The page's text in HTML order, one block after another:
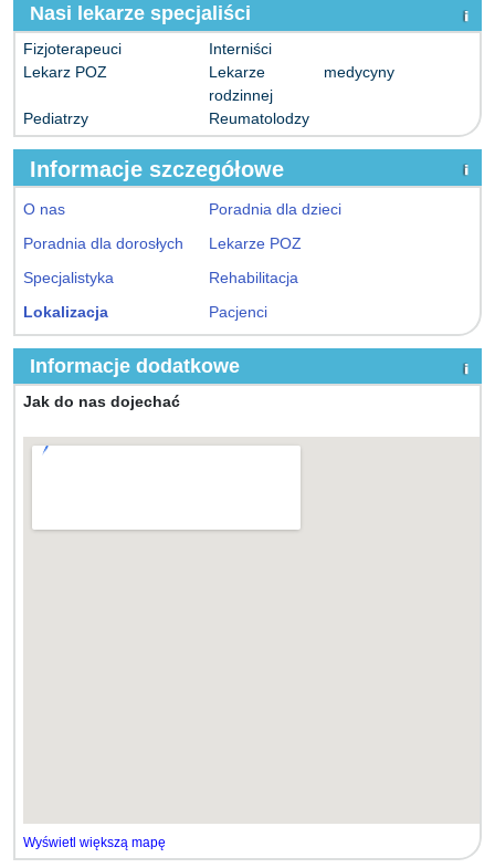
Nasi lekarze specjaliści
Fizjoterapeuci
Interniści
Lekarz POZ
Lekarze medycyny
rodzinnej
Pediatrzy
Reumatolodzy
Informacje szczegółowe
O nas
Poradnia dla dzieci
Poradnia dla dorosłych
Lekarze POZ
Specjalistyka
Rehabilitacja
Lokalizacja
Pacjenci
Informacje dodatkowe
Jak do nas dojechać
Wyświetl większą mapę